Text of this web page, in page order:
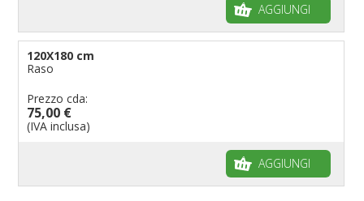
AGGIUNGI
120X180 cm
Raso
Prezzo cda:
75,00 €
(IVA inclusa)
AGGIUNGI